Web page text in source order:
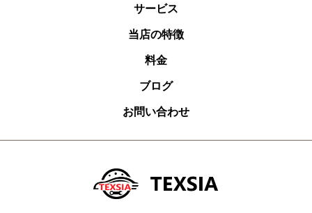
サービス
当店の特徴
料金
ブログ
お問い合わせ